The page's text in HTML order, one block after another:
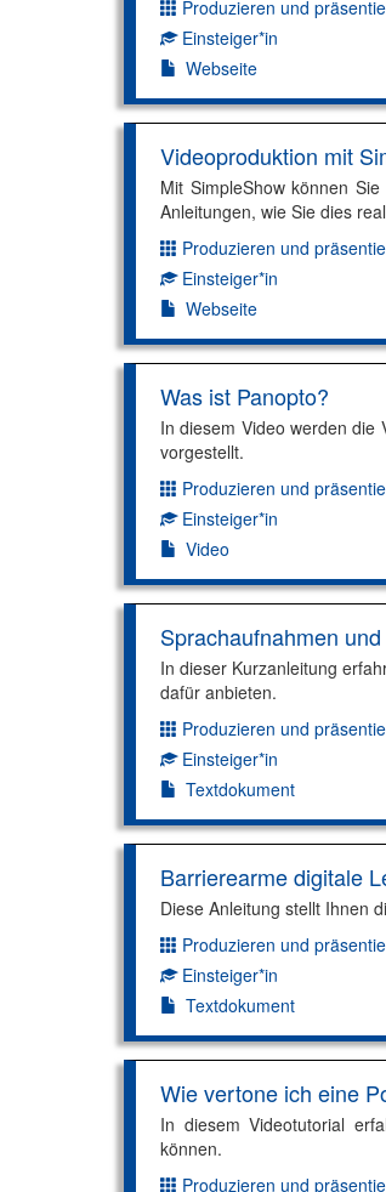
Dimension:
Produzieren und
Kompetenzniveau:
Einsteiger*in
Webseite
Videoproduktion mit
Mit SimpleShow können
Anleitungen, wie Sie dies
Dimension:
Produzieren und
Kompetenzniveau:
Einsteiger*in
Webseite
Was ist Panopto?
In diesem Video werden die
vorgestellt.
Dimension:
Produzieren und
Kompetenzniveau:
Einsteiger*in
Video
Sprachaufnahmen
In dieser Kurzanleitung
dafür anbieten.
Dimension:
Produzieren und
Kompetenzniveau:
Einsteiger*in
Textdokument
Barrierearme digitale
Diese Anleitung stellt Ihnen
Dimension:
Produzieren und
Kompetenzniveau:
Einsteiger*in
Textdokument
Wie vertone ich eine
In diesem Videotutorial
können.
Dimension:
Produzieren und